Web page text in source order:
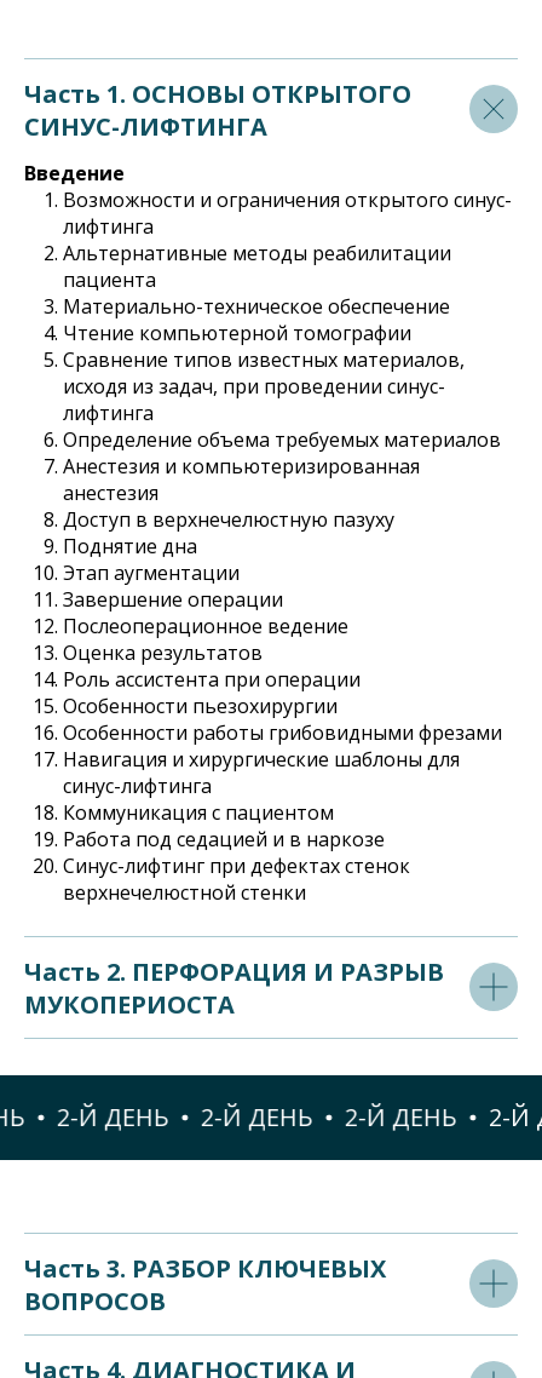
Часть 1. ОСНОВЫ ОТКРЫТОГО
СИНУС-ЛИФТИНГА
Введение
Возможности и ограничения открытого синус-
лифтинга
Альтернативные методы реабилитации
пациента
Материально-техническое обеспечение
Чтение компьютерной томографии
Сравнение типов известных материалов,
исходя из задач, при проведении синус-
лифтинга
Определение объема требуемых материалов
Анестезия и компьютеризированная
анестезия
Доступ в верхнечелюстную пазуху
Поднятие дна
Этап аугментации
Завершение операции
Послеоперационное ведение
Оценка результатов
Роль ассистента при операции
Особенности пьезохирургии
Особенности работы грибовидными фрезами
Навигация и хирургические шаблоны для
синус-лифтинга
Коммуникация с пациентом
Работа под седацией и в наркозе
Синус-лифтинг при дефектах стенок
верхнечелюстной стенки
Часть 2. ПЕРФОРАЦИЯ И РАЗРЫВ
МУКОПЕРИОСТА
2-Й ДЕНЬ 2-Й ДЕНЬ 2-Й ДЕНЬ 2-Й
Часть 3. РАЗБОР КЛЮЧЕВЫХ
ВОПРОСОВ
Часть 4. ДИАГНОСТИКА И